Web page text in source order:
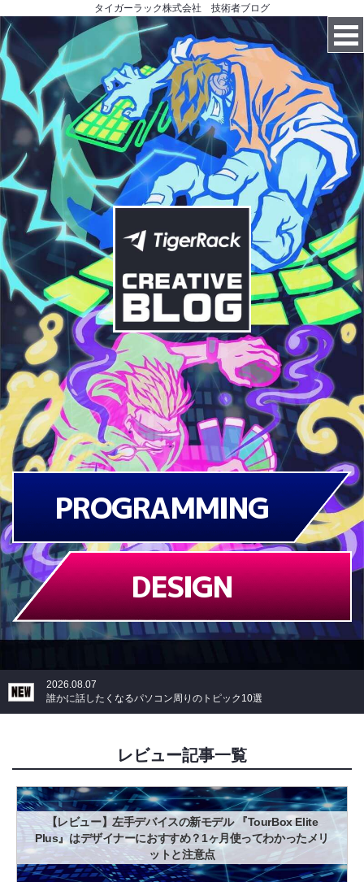
タイガーラック株式会社 技術者ブログ
PROGRAMMING
DESIGN
2026.08.07
誰かに話したくなるパソコン周りのトピック10選
レビュー記事一覧
【レビュー】左手デバイスの新モデル 『TourBox Elite
Plus』はデザイナーにおすすめ？1ヶ月使ってわかったメリ
ットと注意点